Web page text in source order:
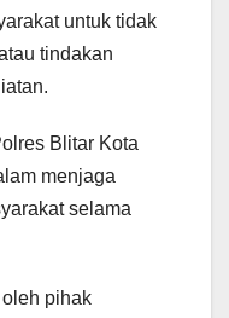
untuk tidak
tindakan
Blitar Kota
menjaga
selama
pihak